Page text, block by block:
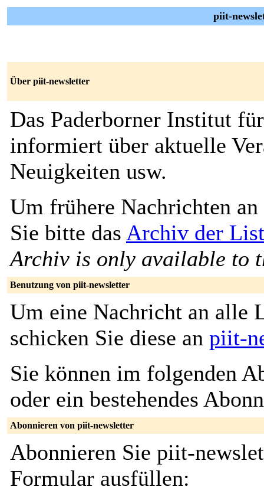
piit-
Über piit-newsletter
Das Paderborner Institut
informiert über aktuelle
Neuigkeiten usw.
Um frühere Nachrichten an
Sie bitte das Archiv der
Archiv is only available to
Benutzung von piit-newsletter
Um eine Nachricht an alle
schicken Sie diese an piit-
Sie können im folgenden
oder ein bestehendes
Abonnieren von piit-newsletter
Abonnieren Sie piit-
Formular ausfüllen: